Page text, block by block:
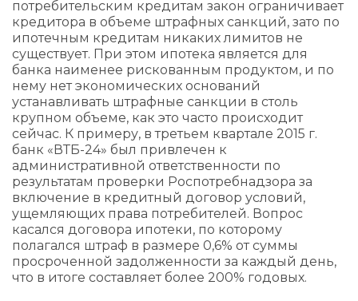
потребительским кредитам закон ограничивает
кредитора в объеме штрафных санкций, зато по
ипотечным кредитам никаких лимитов не
существует. При этом ипотека является для
банка наименее рискованным продуктом, и по
нему нет экономических оснований
устанавливать штрафные санкции в столь
крупном объеме, как это часто происходит
сейчас. К примеру, в третьем квартале 2015 г.
банк «ВТБ-24» был привлечен к
административной ответственности по
результатам проверки Роспотребнадзора за
включение в кредитный договор условий,
ущемляющих права потребителей. Вопрос
касался договора ипотеки, по которому
полагался штраф в размере 0,6% от суммы
просроченной задолженности за каждый день,
что в итоге составляет более 200% годовых.